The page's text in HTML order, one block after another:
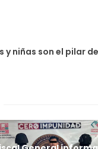
y niñas son el pilar